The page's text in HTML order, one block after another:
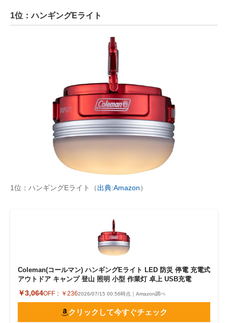
1位：ハンギングEライト
1位：ハンギングEライト（出典:Amazon）
Coleman(コールマン) ハンギングEライト LED 防災 停電 充電式
アウトドア キャンプ 登山 照明 小型 作業灯 卓上 USB充電
￥3,064OFF： ￥2362026/07/15 00:56時点｜Amazon調べ
クリックして今すぐチェック